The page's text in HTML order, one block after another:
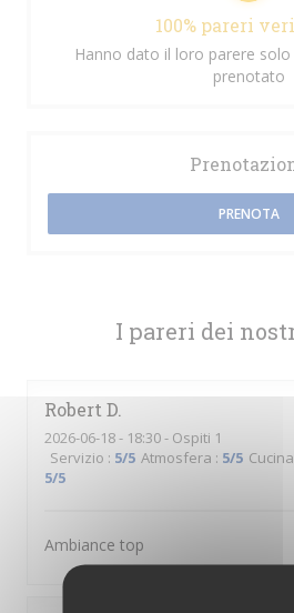
I pareri dei
Robert D
2026-06-18- 18:30 - Ospiti 1
Servizio : 5/5 Atmosfera : 5/5 Cucina
5/5
Ambiance top
100% pareri
Hanno dato il loro parere
prenotato
PRENOTA